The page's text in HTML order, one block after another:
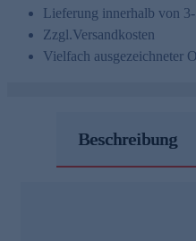
Lieferung innerhalb von
Zzgl.Versandkosten
Vielfach ausgezeichneter
Beschreibung